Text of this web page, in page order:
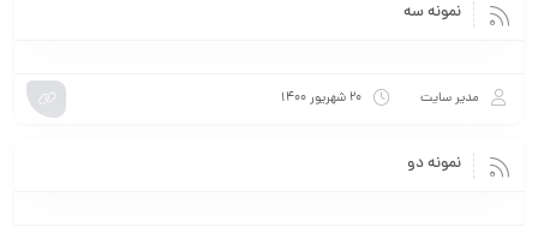
نمونه سه
مدیر سایت ۲۰ شهریور ۱۴۰۰
نمونه دو